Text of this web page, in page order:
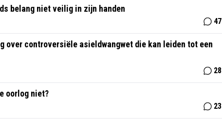
belang niet veilig in zijn handen
47
controversiële asieldwangwet die kan leiden tot een
28
oorlog niet?
23